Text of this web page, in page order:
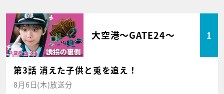
大空港～GATE24～ 1
第3話 消えた子供と兎を追え！
8月6日(木)放送分